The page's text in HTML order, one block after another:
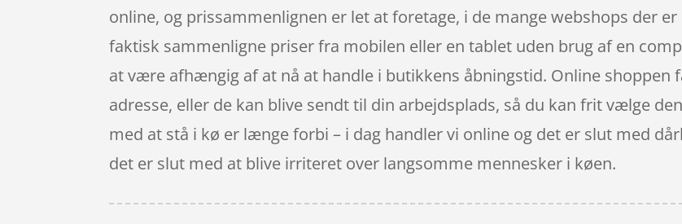
online, og prissammenlignen er let at foretage, i de mange webshops der
faktisk sammenligne priser fra mobilen eller en tablet uden brug af en
at være afhængig af at nå at handle i butikkens åbningstid. Online shoppen
adresse, eller de kan blive sendt til din arbejdsplads, så du kan frit vælge
med at stå i kø er længe forbi – i dag handler vi online og det er slut med
det er slut med at blive irriteret over langsomme mennesker i køen.